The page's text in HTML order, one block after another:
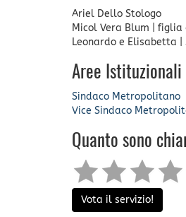
Ariel Dello Stologo
Micol Vera Blum
figlia
Leonardo e Elisabetta
Aree Istituzionali
Sindaco Metropolitano
Vice Sindaco
Quanto sono
Vota il servizio!